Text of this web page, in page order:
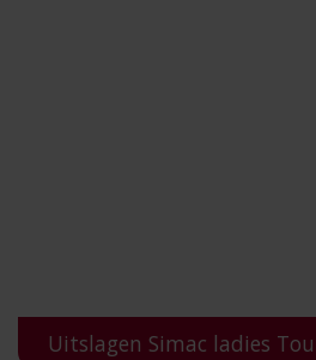
Uitslagen Simac ladies